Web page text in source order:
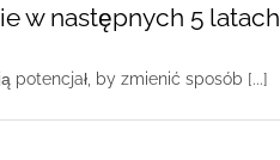
w następnych 5 latach
potencjał, by zmienić sposób [...]